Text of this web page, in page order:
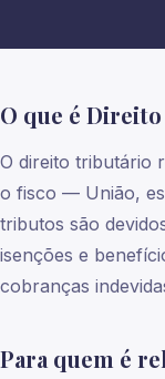
O que é
O direito tributário
o fisco — União,
tributos são
isenções e
cobranças
Para quem é